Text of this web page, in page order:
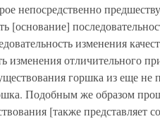
непосредственно
[основание]
изменения
изменения отличительного
горшка из еще не
Подобным же образом
[также представляет